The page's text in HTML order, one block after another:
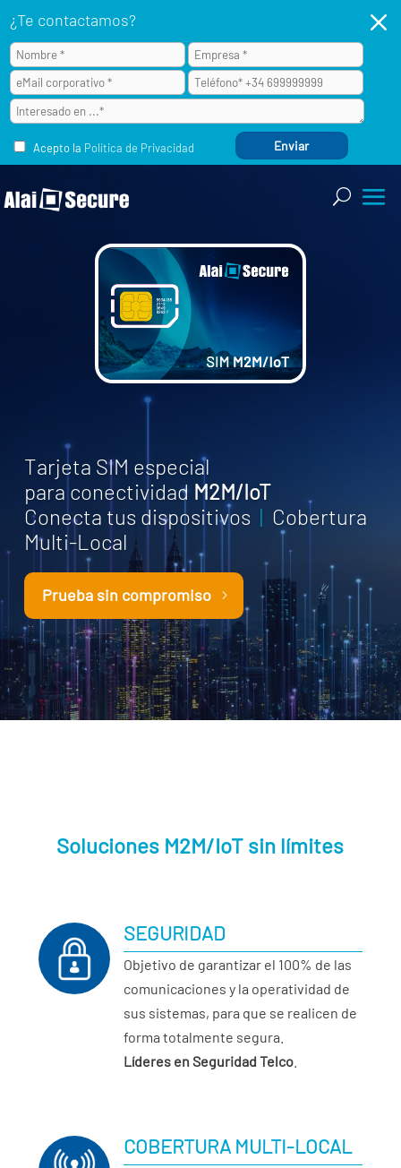
¿Te contactamos?
Acepto la Política de Privacidad
M
Tarjeta SIM especial
para conectividad M2M/IoT
Conecta tus dispositivos | Cobertura
Multi-Local
Prueba sin compromiso
Soluciones M2M/IoT sin límites
SEGURIDAD
Objetivo de garantizar el 100% de las
comunicaciones y la operatividad de
sus sistemas, para que se realicen de
forma totalmente segura.
Líderes en Seguridad Telco
COBERTURA MULTI-LOCAL